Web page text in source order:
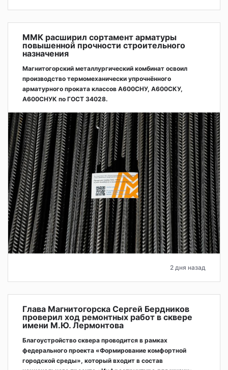
ММК расширил сортамент арматуры
повышенной прочности строительного
назначения
Магнитогорский металлургический комбинат освоил
производство термомеханически упрочнённого
арматурного проката классов А600СНУ, А600СКУ,
А600СНУК по ГОСТ 34028.
2 дня назад
Глава Магнитогорска Сергей Бердников
проверил ход ремонтных работ в сквере
имени М.Ю. Лермонтова
Благоустройство сквера проводится в рамках
федерального проекта «Формирование комфортной
городской среды», который входит в состав